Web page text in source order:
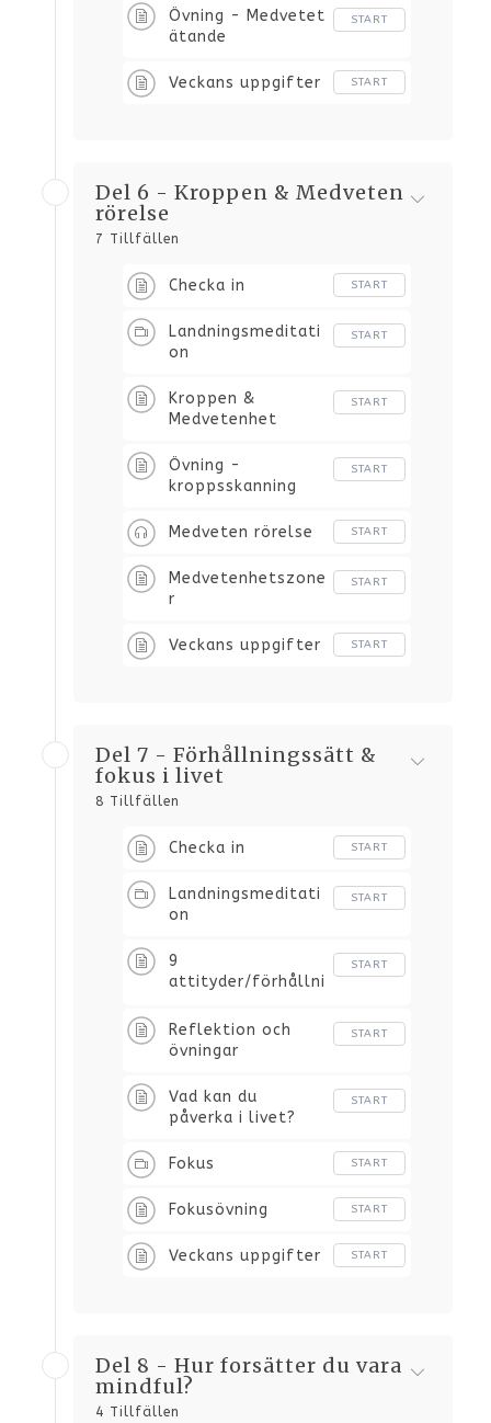
Övning - Medvetet
ätande
START
Veckans uppgifter START
Del 6 - Kroppen & Medveten
rörelse
7 Tillfällen
Checka in START
Landningsmeditati
on
START
Kroppen &
Medvetenhet
START
Övning -
kroppsskanning
START
Medveten rörelse START
Medvetenhetszone
r
START
Veckans uppgifter START
Del 7 - Förhållningssätt &
fokus i livet
8 Tillfällen
Checka in START
Landningsmeditati
on
START
9
attityder/förhållni
START
Reflektion och
övningar
START
Vad kan du
påverka i livet?
START
Fokus START
Fokusövning START
Veckans uppgifter START
Del 8 - Hur forsätter du vara
mindful?
4 Tillfällen